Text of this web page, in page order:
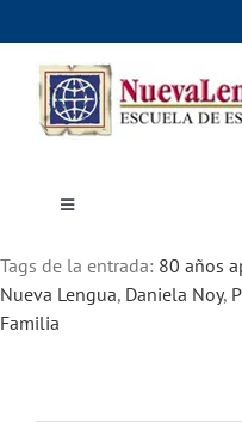
to
content
Toggle
Cursos
Dónde estudiar
Actividades culturales
Tags de la entrada: 80 años
Nueva Lengua, Daniela Noy,
Familia